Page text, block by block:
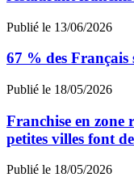
Publié le 13/06/2026
67 % des Français
Publié le 18/05/2026
Franchise en zone
petites villes font
Publié le 18/05/2026